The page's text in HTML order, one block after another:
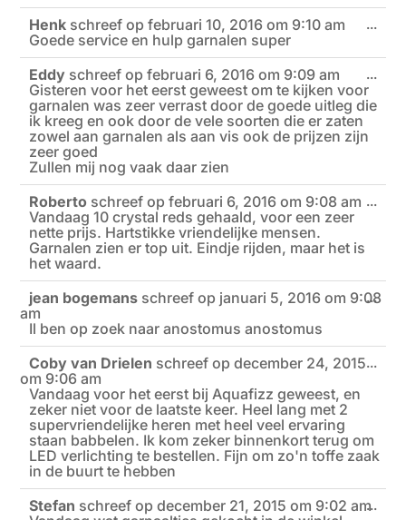
Henk schreef op februari 10, 2016 om 9:10 am
Goede service en hulp garnalen super
...
Eddy schreef op februari 6, 2016 om 9:09 am
Gisteren voor het eerst geweest om te kijken voor
garnalen was zeer verrast door de goede uitleg die
ik kreeg en ook door de vele soorten die er zaten
zowel aan garnalen als aan vis ook de prijzen zijn
zeer goed
Zullen mij nog vaak daar zien
...
Roberto schreef op februari 6, 2016 om 9:08 am
Vandaag 10 crystal reds gehaald, voor een zeer
nette prijs. Hartstikke vriendelijke mensen.
Garnalen zien er top uit. Eindje rijden, maar het is
het waard.
...
jean bogemans schreef op januari 5, 2016 om 9:08
am
Il ben op zoek naar anostomus anostomus
...
Coby van Drielen schreef op december 24, 2015
om 9:06 am
Vandaag voor het eerst bij Aquafizz geweest, en
zeker niet voor de laatste keer. Heel lang met 2
supervriendelijke heren met heel veel ervaring
staan babbelen. Ik kom zeker binnenkort terug om
LED verlichting te bestellen. Fijn om zo'n toffe zaak
in de buurt te hebben
...
Stefan schreef op december 21, 2015 om 9:02 am...